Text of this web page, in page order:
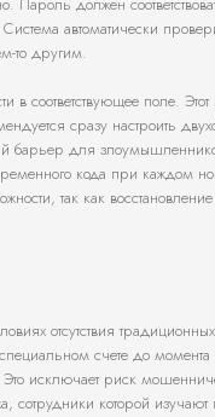
автоматически
то другим.
в соответствующее поле.
сразу настроить
барьер для
кода при каждом
так как
отсутствия
счете до
исключает риск
сотрудники которой